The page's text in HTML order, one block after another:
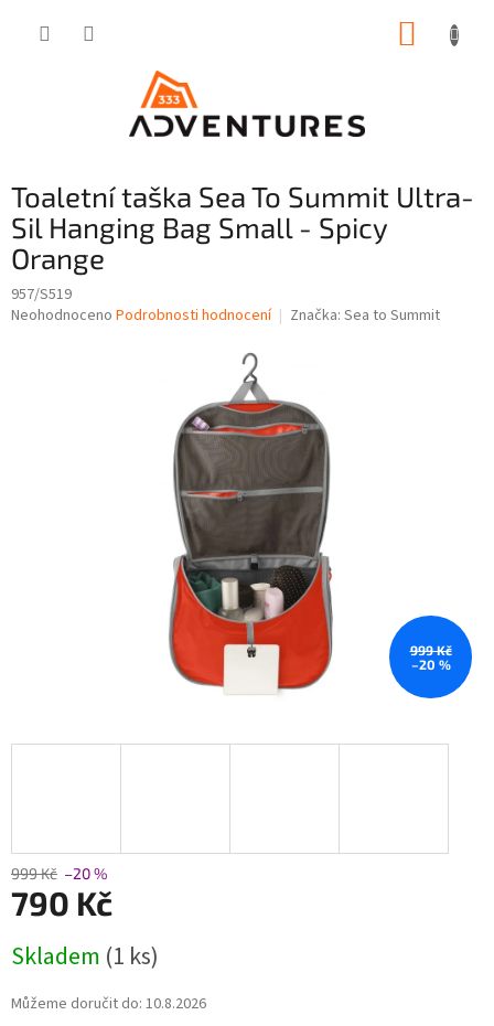
Toaletní taška Sea To Summit Ultra-
Sil Hanging Bag Small - Spicy
Orange
957/S519
Průměrné
Neohodnoceno Podrobnosti hodnocení Značka: Sea to Summit
999 Kč
–20 %
999 Kč –20 %
790 Kč
cena:
Skladem (1 ks)
Můžeme doručit do: 10.8.2026